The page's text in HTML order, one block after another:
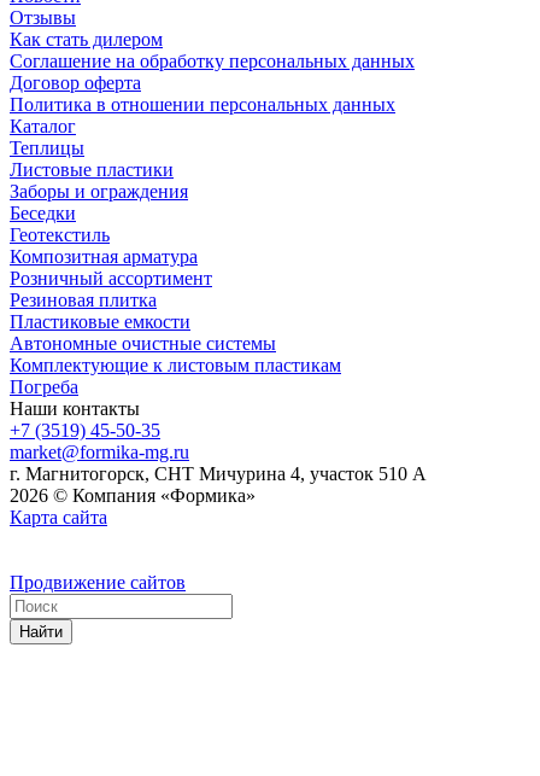
Отзывы
Как стать дилером
Соглашение на обработку персональных данных
Договор оферта
Политика в отношении персональных данных
Каталог
Теплицы
Листовые пластики
Заборы и ограждения
Беседки
Геотекстиль
Композитная арматура
Розничный ассортимент
Резиновая плитка
Пластиковые емкости
Автономные очистные системы
Комплектующие к листовым пластикам
Погреба
Наши контакты
+7 (3519) 45-50-35
market@formika-mg.ru
г. Магнитогорск, СНТ Мичурина 4, участок 510 А
2026 © Компания «Формика»
Карта сайта
Продвижение сайтов
Найти